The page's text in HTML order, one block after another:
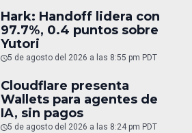
Hark: Handoff lidera con
97.7%, 0.4 puntos sobre
Yutori
5 de agosto del 2026 a las 8:55 pm PDT
Cloudflare presenta
Wallets para agentes de
IA, sin pagos
5 de agosto del 2026 a las 8:24 pm PDT